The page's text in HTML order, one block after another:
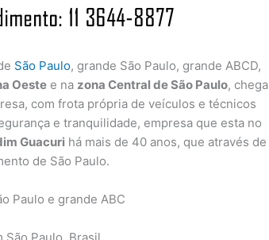
São Paulo, grande São Paulo, grande ABCD,
Oeste e na zona Central de São Paulo, chega
com frota própria de veículos e técnicos
e tranquilidade, empresa que esta no
Guacuri há mais de 40 anos, que através de
de São Paulo.
Paulo e grande ABC
Paulo, Brasil